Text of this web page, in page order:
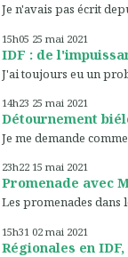
Je n'avais pas écrit
15h05 25 mai 2021
IDF : de
J'ai toujours eu un
14h23 25 mai 2021
Détournement
Je me demande
23h22 15 mai 2021
Promenade avec
Les promenades dans
15h31 02 mai 2021
Régionales en